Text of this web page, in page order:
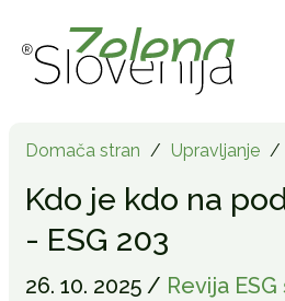
Domača stran / Upravljanje /
Kdo je kdo na
- ESG 203
26. 10. 2025 / Revija ESG